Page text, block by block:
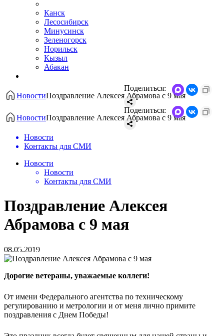
Канск
Лесосибирск
Минусинск
Зеленогорск
Норильск
Кызыл
Абакан
НовостиПоздравление Алексея Абрамова с 9 мая
Поделиться:
НовостиПоздравление Алексея Абрамова с 9 мая
Поделиться:
Новости
Контакты для СМИ
Новости
Новости
Контакты для СМИ
Поздравление Алексея
Абрамова с 9 мая
08.05.2019
Дорогие ветераны, уважаемые коллеги!
От имени Федерального агентства по техническому
регулированию и метрологии и от меня лично примите
поздравления с Днем Победы!